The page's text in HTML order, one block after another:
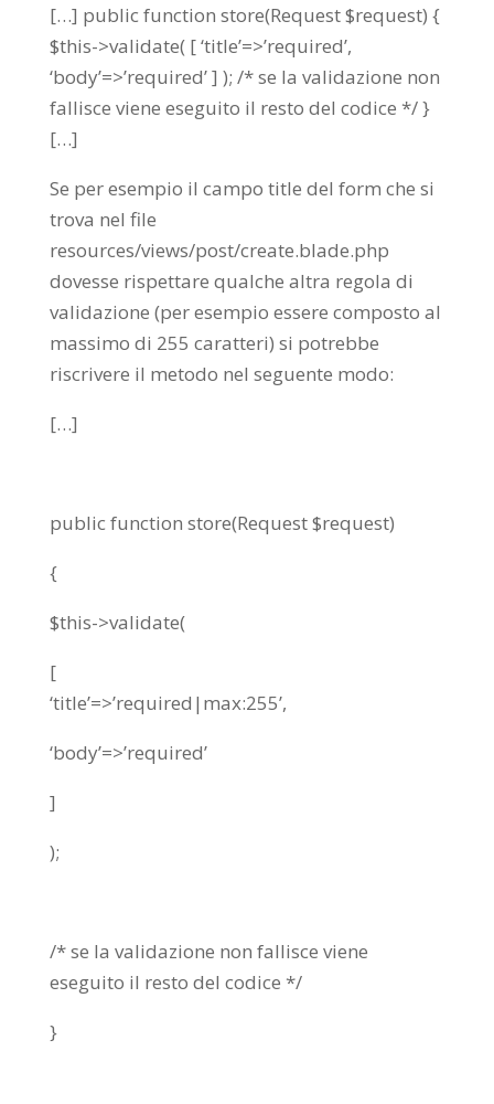
[…] public function store(Request $request) {
$this->validate( [ ‘title’=>’required’,
‘body’=>’required’ ] ); /* se la validazione non
fallisce viene eseguito il resto del codice */ }
[…]
Se per esempio il campo title del form che si
trova nel file
resources/views/post/create.blade.php
dovesse rispettare qualche altra regola di
validazione (per esempio essere composto al
massimo di 255 caratteri) si potrebbe
riscrivere il metodo nel seguente modo:
[…]
public function store(Request $request)
{
$this->validate(
[
‘title’=>’required|max:255’,
‘body’=>’required’
]
);
/* se la validazione non fallisce viene
eseguito il resto del codice */
}